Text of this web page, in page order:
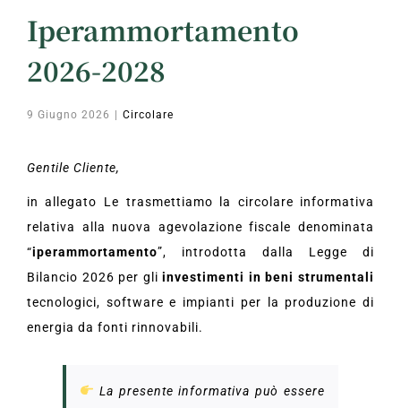
Iperammortamento
2026-2028
9 Giugno 2026 Circolare
Gentile Cliente,
in allegato Le trasmettiamo la circolare informativa
relativa alla nuova agevolazione fiscale denominata
“iperammortamento”, introdotta dalla Legge di
Bilancio 2026 per gliinvestimenti in beni strumentali
tecnologici, software e impianti per la produzione di
energia da fonti rinnovabili.
La presente informativa può essere